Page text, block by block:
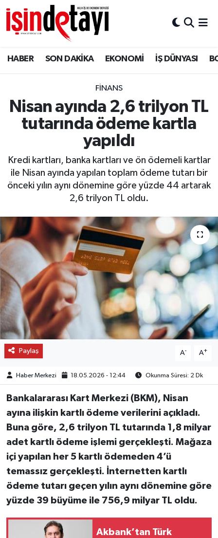
HABER SON DAKİKA EKONOMİ İŞ DÜNYASI
FİNANS
Nisan ayında 2,6 trilyon TL
tutarında ödeme kartla
yapıldı
Kredi kartları, banka kartları ve ön ödemeli kartlar
ile Nisan ayında yapılan toplam ödeme tutarı bir
önceki yılın aynı dönemine göre yüzde 44 artarak
2,6 trilyon TL oldu.
Paylaş A- A+
Haber Merkezi 18.05.2026 - 12:44 Okunma Süresi: 2 Dk
Bankalararası Kart Merkezi (BKM), Nisan
ayına ilişkin kartlı ödeme verilerini açıkladı.
Buna göre, 2,6 trilyon TL tutarında 1,8 milyar
adet kartlı ödeme işlemi gerçekleşti. Mağaza
içi yapılan her 5 kartlı ödemeden 4’ü
temassız gerçekleşti. İnternetten kartlı
ödeme tutarı geçen yılın aynı dönemine göre
yüzde 39 büyüme ile 756,9 milyar TL oldu.
Akbank’tan Türk
DÜNYA
Eğitim
ENERJİ HABERİ
GAYRİMENKUL
HABER
LOJİSTİK
OTO DETAY
SAĞLIK
SON DAKİKA
SPOR
FİNANS
Nöbetçi Eczaneler
Hava Durumu
İstanbul Namaz Vakitleri
Trafik Durumu
Süper Lig Puan Durumu ve Fikstür
Tüm Manşetler
Son Dakika Haberleri